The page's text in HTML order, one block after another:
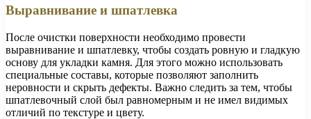
Выравнивание и шпатлевка
После очистки поверхности необходимо провести
выравнивание и шпатлевку, чтобы создать ровную и гладкую
основу для укладки камня. Для этого можно использовать
специальные составы, которые позволяют заполнить
неровности и скрыть дефекты. Важно следить за тем, чтобы
шпатлевочный слой был равномерным и не имел видимых
отличий по текстуре и цвету.